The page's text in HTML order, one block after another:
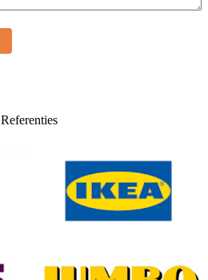
Referenties